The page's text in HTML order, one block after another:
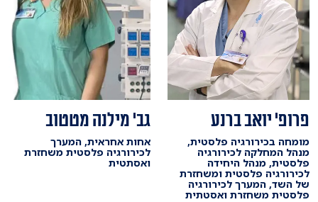
פרופ' יואב ברנע
מומחה בכירורגיה פלסטית,
מנהל המחלקה לכירורגיה
פלסטית, מנהל היחידה
לכירורגיה פלסטית ומשחזרת
של השד, המערך לכירורגיה
פלסטית משחזרת ואסטתית
גב' מילנה מטטוב
אחות אחראית, המערך
לכירורגיה פלסטית משחזרת
ואסתטית